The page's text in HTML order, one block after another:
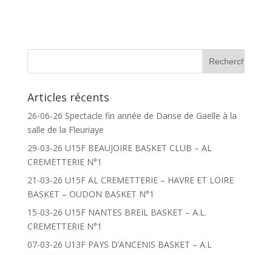
Articles récents
26-06-26 Spectacle fin année de Danse de Gaëlle à la
salle de la Fleuriaye
29-03-26 U15F BEAUJOIRE BASKET CLUB – AL
CREMETTERIE N°1
21-03-26 U15F AL CREMETTERIE – HAVRE ET LOIRE
BASKET – OUDON BASKET N°1
15-03-26 U15F NANTES BREIL BASKET – A.L.
CREMETTERIE N°1
07-03-26 U13F PAYS D’ANCENIS BASKET – A.L